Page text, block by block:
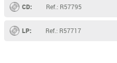
CD: Ref.: R57795
LP: Ref.: R57717